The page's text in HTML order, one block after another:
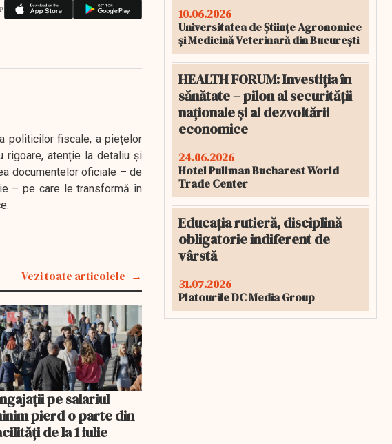
politicilor fiscale, a piețelor
rigoare, atenție la detaliu și
documentelor oficiale – de
– pe care le transformă în
Vezi toate articolele
pe salariul
pierd o parte din
de la 1 iulie
10.06.2026
Universitatea de Științe Agronomice
și Medicină Veterinară din București
HEALTH FORUM: Investiția în
sănătate – pilon al securității
naționale și al dezvoltării
economice
24.06.2026
Hotel Pullman Bucharest World
Trade Center
Educația rutieră, disciplină
obligatorie indiferent de
vârstă
31.07.2026
Platourile DC Media Group